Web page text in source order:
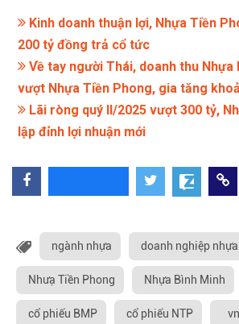
Kinh doanh thuận lợi, Nhựa Tiền
200 tỷ đồng trả cổ tức
Về tay người Thái, doanh thu Nhựa
vượt Nhựa Tiền Phong, gia tăng
Lãi ròng quý II/2025 vượt 300 tỷ,
lập đỉnh lợi nhuận mới
ngành nhựa doanh nghiệp nhựa
Nhưạ Tiền Phong Nhựa Bình Minh
cổ phiếu BMP cổ phiếu NTP